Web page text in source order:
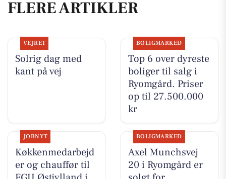
FLERE ARTIKLER
VEJRET
Solrig dag med
kant på vej
BOLIGMARKED
Top 6 over dyreste
boliger til salg i
Ryomgård. Priser
op til 27.500.000
kr
JOBNYT
Køkkenmedarbejd
er og chauffør til
BOLIGMARKED
Axel Munchsvej
20 i Ryomgård er